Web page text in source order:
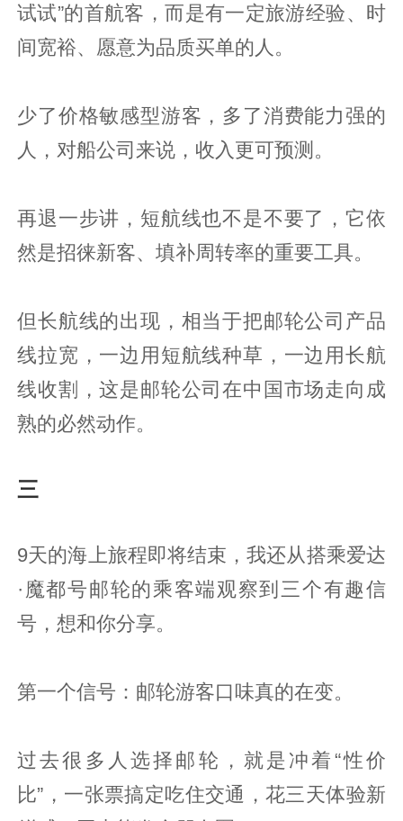
试试”的首航客，而是有一定旅游经验、时
间宽裕、愿意为品质买单的人。
少了价格敏感型游客，多了消费能力强的
人，对船公司来说，收入更可预测。
再退一步讲，短航线也不是不要了，它依
然是招徕新客、填补周转率的重要工具。
但长航线的出现，相当于把邮轮公司产品
线拉宽，一边用短航线种草，一边用长航
线收割，这是邮轮公司在中国市场走向成
熟的必然动作。
三
9天的海上旅程即将结束，我还从搭乘爱达
·魔都号邮轮的乘客端观察到三个有趣信
号，想和你分享。
第一个信号：邮轮游客口味真的在变。
过去很多人选择邮轮，就是冲着“性价
比”，一张票搞定吃住交通，花三天体验新